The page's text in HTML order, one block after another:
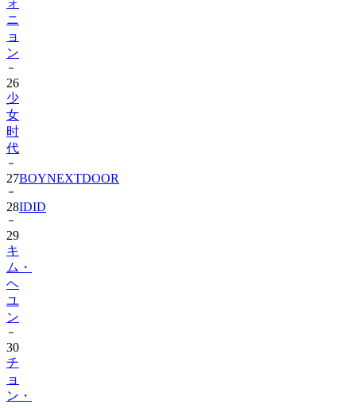
ョ
ン
26
少
女
时
代
27
28IDID
29
キ
ム・
ヘ
ユ
ン
30
チ
ョ
ン・
ヘ
イ